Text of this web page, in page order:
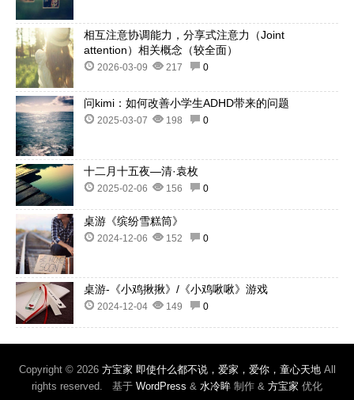
相互注意协调能力，分享式注意力（Joint
attention）相关概念（较全面）
2026-03-09 217 0
问kimi：如何改善小学生ADHD带来的问题
2025-03-07 198 0
十二月十五夜—清·袁枚
2025-02-06 156 0
桌游《缤纷雪糕筒》
2024-12-06 152 0
桌游-《小鸡揪揪》/《小鸡啾啾》游戏
2024-12-04 149 0
Copyright © 2026 方宝家 即使什么都不说，爱家，爱你，童心天地 All
rights reserved. 基于 WordPress & 水冷眸 制作 & 方宝家 优化